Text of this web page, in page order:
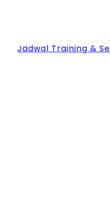
Jadwal Training &